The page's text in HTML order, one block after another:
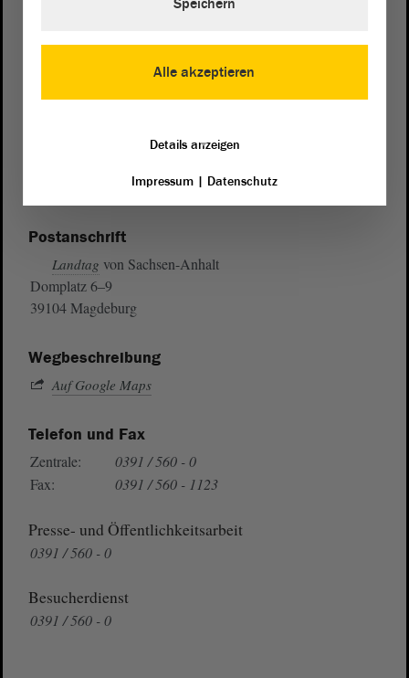
Postanschrift
Landtag von Sachsen-Anhalt
Domplatz 6–9
39104 Magdeburg
Wegbeschreibung
Auf Google Maps
Telefon und Fax
Zentrale:
0391 / 560 - 0
Fax:
0391 / 560 - 1123
Presse- und Öffentlichkeitsarbeit
0391 / 560 - 0
Besucherdienst
0391 / 560 - 0
Alle akzeptieren
Speichern
Details anzeigen
Impressum| Datenschutz